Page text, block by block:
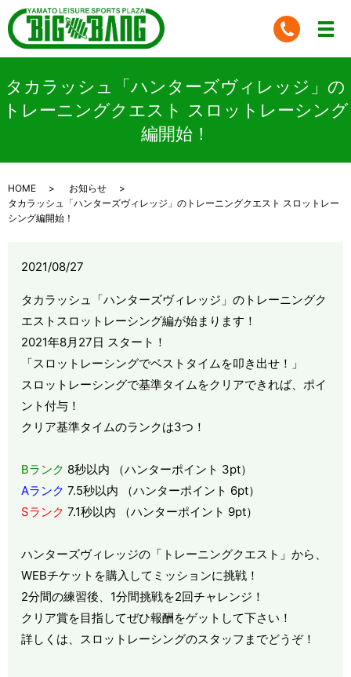
タカラッシュ「ハンターズヴィレッジ」の
トレーニングクエスト スロットレーシング
編開始！
HOME
お知らせ
タカラッシュ「ハンターズヴィレッジ」のトレーニングクエスト スロットレー
シング編開始！
2021/08/27
タカラッシュ「ハンターズヴィレッジ」のトレーニングク
エストスロットレーシング編が始まります！
2021年8月27日 スタート！
「スロットレーシングでベストタイムを叩き出せ！」
スロットレーシングで基準タイムをクリアできれば、ポイ
ント付与！
クリア基準タイムのランクは3つ！
Bランク 8秒以内 （ハンターポイント 3pt）
Aランク 7.5秒以内 （ハンターポイント 6pt）
Sランク 7.1秒以内 （ハンターポイント 9pt）
ハンターズヴィレッジの「トレーニングクエスト」から、
WEBチケットを購入してミッションに挑戦！
2分間の練習後、1分間挑戦を2回チャレンジ！
クリア賞を目指してぜひ報酬をゲットして下さい！
詳しくは、スロットレーシングのスタッフまでどうぞ！